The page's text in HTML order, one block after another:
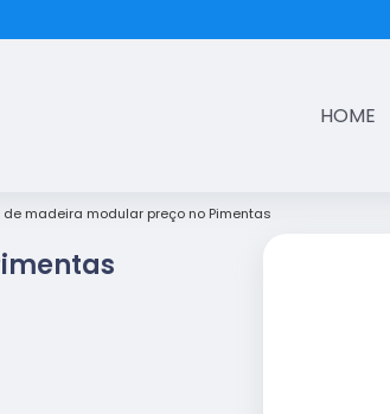
HOME
de madeira modular preço no Pimentas